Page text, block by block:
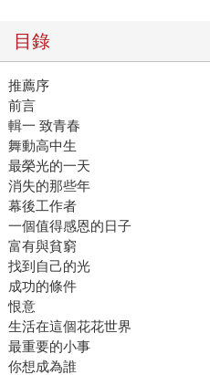
目錄
推薦序
前言
輯一 致青春
舞動高中生
最榮光的一天
消失的那些年
幕後工作者
一個值得感恩的日子
富有與貧窮
找到自己的光
成功的條件
恨意
生活在這個花花世界
最重要的小事
你想成為誰